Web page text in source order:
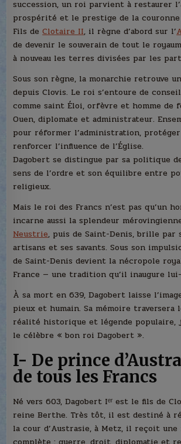
succession, un roi parvient à restaurer
prospérité et le prestige de la couronne
Fils deClotaire II, il règne d’abord sur l’
de devenir le souverain de tout le
à nouveau les terres divisées par les
Sous son règne, la monarchie retrouve
depuis Clovis. Le roi s’entoure de
comme saint Éloi, orfèvre et homme de
Ouen, diplomate et administrateur.
pour réformer l’administration,
renforcer l’influence de l’Église.
Dagobert se distingue par sa politique
sens de l’ordre et son équilibre entre
religieux.
Mais le roi des Francs n’est pas qu’un
incarne aussi la splendeur
Neustrie, puis de Saint-Denis, brille par
artisans et ses savants. Sous son
de Saint-Denis devient la nécropole
France — une tradition qu’il inaugure lui-
À sa mort en 639, Dagobert laisse
pieux et humain. Sa mémoire traversera
réalité historique et légende populaire,
le célèbre « bon roi Dagobert ».
I- De prince
de tous les Francs
Né vers 603, Dagobert Iᵉʳ est le fils de
reine Berthe. Très tôt, il est destiné à
la cour d’Austrasie, à Metz, il reçoit